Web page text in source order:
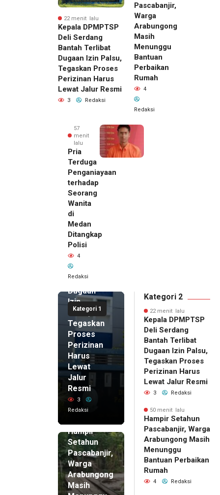
22 menit lalu
Kepala DPMPTSP
Deli Serdang
Bantah Terlibat
Dugaan Izin Palsu,
Tegaskan Proses
Perizinan Harus
Lewat Jalur Resmi
3 Redaksi
Pascabanjir,
Warga
Arabungong
Masih
Menunggu
Bantuan
Perbaikan
Rumah
4
Redaksi
57
menit
lalu
Pria
Terduga
Penganiayaan
terhadap
Seorang
Wanita
di
Medan
Ditangkap
Polisi
4
Redaksi
Kategori 1
lalu
Kepala
DPMPTSP
Deli
Serdang
Bantah
Terlibat
Dugaan
Izin
Palsu,
Tegaskan
Proses
Perizinan
Harus
Lewat
Jalur
Resmi
3
Redaksi
Hampir
Setahun
Pascabanjir,
Warga
Arabungong
Masih
Kategori 2
22 menit lalu
Kepala DPMPTSP
Deli Serdang
Bantah Terlibat
Dugaan Izin Palsu,
Tegaskan Proses
Perizinan Harus
Lewat Jalur Resmi
3 Redaksi
50 menit lalu
Hampir Setahun
Pascabanjir, Warga
Arabungong Masih
Menunggu
Bantuan Perbaikan
Rumah
4 Redaksi